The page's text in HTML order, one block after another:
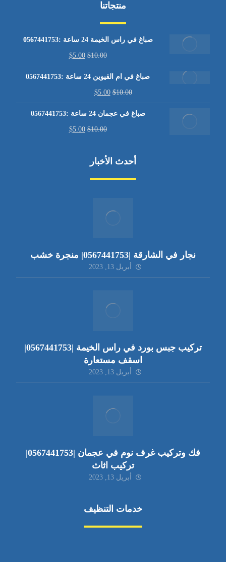
منتجاتنا
صباغ في راس الخيمة 24 ساعة :0567441753
$10.00
$5.00
صباغ في ام القيوين 24 ساعة :0567441753
$10.00
$5.00
صباغ في عجمان 24 ساعة :0567441753
$10.00
$5.00
أحدث الأخبار
نجار في الشارقة |0567441753| منجرة خشب
أبريل 13, 2023
تركيب جبس بورد في راس الخيمة |0567441753|
اسقف مستعارة
أبريل 13, 2023
فك وتركيب غرف نوم في عجمان |0567441753|
تركيب اثاث
أبريل 13, 2023
خدمات التنظيف